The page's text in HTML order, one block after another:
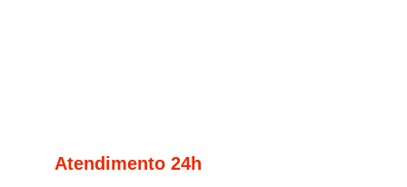
Atendimento 24h